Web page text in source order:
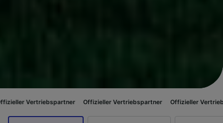
Offizieller Vertriebspartner Offizieller Vertriebspartner